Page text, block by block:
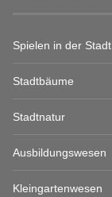
Spielen in der Stadt
Stadtbäume
Stadtnatur
Ausbildungswesen
Kleingartenwesen